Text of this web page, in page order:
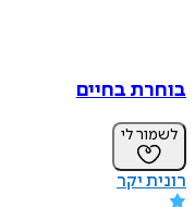
בוחרת בחיים
לשמור לי
רונית יקר